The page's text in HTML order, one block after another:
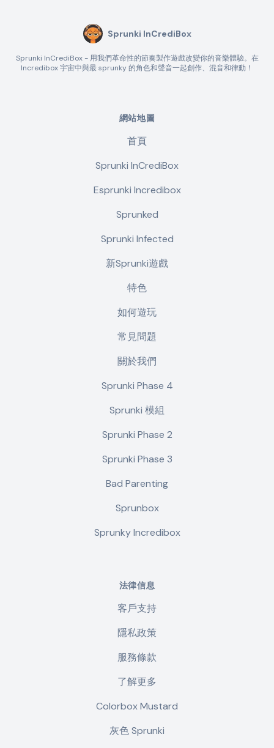
Sprunki InCrediBox
Sprunki InCrediBox - 用我們革命性的節奏製作遊戲改變你的音樂體驗。在
Incredibox 宇宙中與最 sprunky 的角色和聲音一起創作、混音和律動！
網站地圖
首頁
Sprunki InCrediBox
Esprunki Incredibox
Sprunked
Sprunki Infected
新Sprunki遊戲
特色
如何遊玩
常見問題
關於我們
Sprunki Phase 4
Sprunki 模組
Sprunki Phase 2
Sprunki Phase 3
Bad Parenting
Sprunbox
Sprunky Incredibox
法律信息
客戶支持
隱私政策
服務條款
了解更多
Colorbox Mustard
灰色 Sprunki